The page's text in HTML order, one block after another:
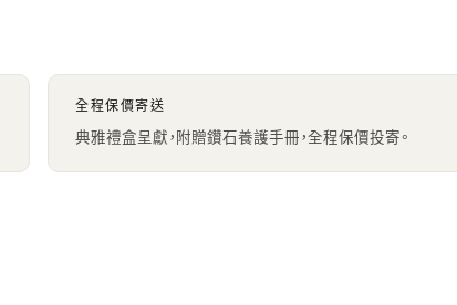
全程保價寄送
典雅禮盒呈獻，附贈鑽石養護手冊，全程保價投寄。